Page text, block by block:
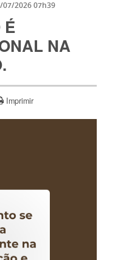
07/2026 07h39
É
NA
Imprimir